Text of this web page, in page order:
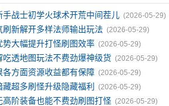
战士初学火球术开荒中间茬儿 (2026-05-29)
新解开多样法师输出玩法 (2026-05-29)
大幅提升打怪刷图效率 (2026-05-29)
透地图玩法不费劲爆神级货 (2026-05-29)
方面资源收益都有保障 (2026-05-29)
超多刷怪升级隐藏福利 (2026-05-29)
阶装备也能不费劲刷图打怪 (2026-05-29)